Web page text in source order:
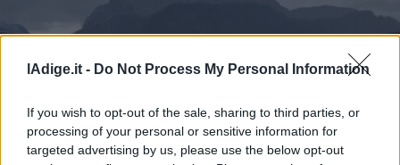
lAdige.it - Do Not Process My Personal Information
If you wish to opt-out of the sale, sharing to third parties, or
processing of your personal or sensitive information for
targeted advertising by us, please use the below opt-out